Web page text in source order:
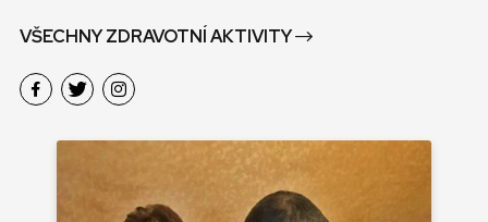
VŠECHNY ZDRAVOTNÍ AKTIVITY